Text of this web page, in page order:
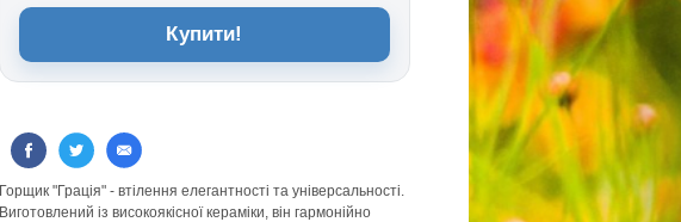
Купити!
Горщик "Грація" - втілення елегантності та універсальності.
Виготовлений із високоякісної кераміки, він гармонійно